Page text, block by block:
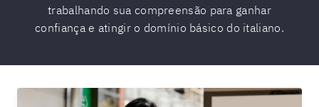
trabalhando sua compreensão para ganhar
confiança e atingir o domínio básico do italiano.